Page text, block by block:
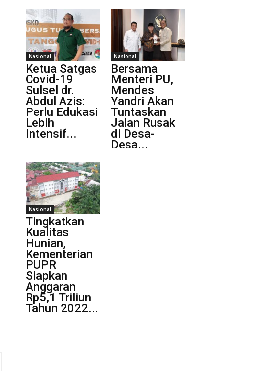
Nasional
Ketua Satgas
Covid-19
Sulsel dr.
Abdul Azis:
Perlu Edukasi
Lebih
Intensif...
Nasional
Bersama
Menteri PU,
Mendes
Yandri Akan
Tuntaskan
Jalan Rusak
di Desa-
Desa...
Nasional
Tingkatkan
Kualitas
Hunian,
Kementerian
PUPR
Siapkan
Anggaran
Rp5,1 Triliun
Tahun 2022...